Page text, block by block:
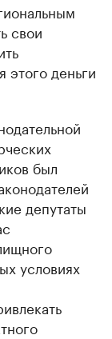
свои
этого деньги
был
депутаты
условиях